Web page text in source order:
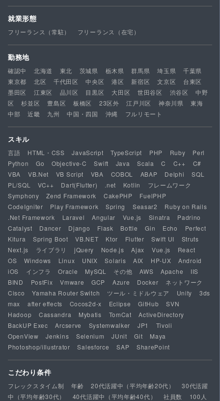
就業形態
フリーランス（常駐） フリーランス（在宅）
勤務地
確認中 北海道 東北 茨城県 栃木県 群馬県 埼玉県
千葉県
東京都
北区 千代田区 中央区 港区 新宿区 文京区
台東区
墨田区
江東区 品川区 目黒区 大田区 世田谷区 渋谷区
中野
区
杉並区 豊島区 板橋区 23区外 江戸川区 神奈川県
東海
中部
近畿 九州 中国・四国 沖縄 フルリモート
スキル
言語 HTML・CSS JavaScript TypeScript PHP Ruby
Perl
Python
Go Objective-C Swift Java Scala C C++
C#
VBA
VB.Net VB Script VBA COBOL ABAP Delphi
SQL
PL/SQL
VC++ Dart(Flutter) .net Kotlin
フレームワーク
Symphony
Zend Framework CakePHP
FuelPHP
CodeIgniter
Play Framework Spring Seasar2
Ruby on Rails
.Net Framework
Laravel Angular Vue.js Sinatra
Padrino
Catalyst
Dancer Django Flask Bottle Gin Echo
Perfect
Kitura
Spring Boot VB.NET Ktor Flutter Swift UI
Struts
Next.js
ライブラリ jQuery Node.js Ajax Vue.js
React
OS
Windows Linux UNIX Solaris AIX HP-UX
Android
iOS
インフラ Oracle MySQL その他 AWS Apache
IIS
BIND
PostFix Vmware GCP Azure Docker
ネットワーク
Cisco
Yamaha Router Switch ツール・ミドルウェア Unity
3ds
max
after effects Cocos2d-x Eclipse GitHub
SVN
Hadoop
Cassandra Mybatis TomCat
ActiveDirectory
BackUP Exec
Arcserve Systemwalker JP1
Tivoli
OpenView
Jenkins Selenium JUnit Git
Maya
Photoshop/illustrator
Salesforce SAP SharePoint
こだわり条件
フレックスタイム制 年齢 20代活躍中（平均年齢20代）
30代活躍
中（平均年齢30代）
40代活躍中（平均年齢40代） 社員数 100人